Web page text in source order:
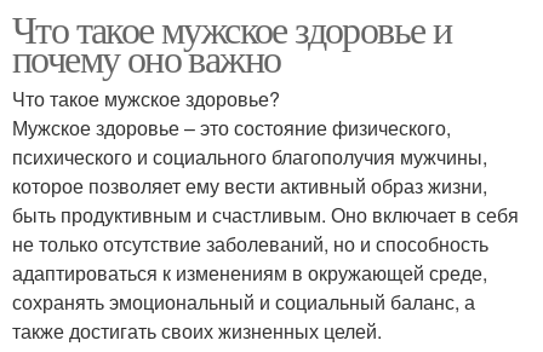
Что такое мужское здоровье и
почему оно важно
Что такое мужское здоровье?
Мужское здоровье – это состояние физического,
психического и социального благополучия мужчины,
которое позволяет ему вести активный образ жизни,
быть продуктивным и счастливым. Оно включает в себя
не только отсутствие заболеваний, но и способность
адаптироваться к изменениям в окружающей среде,
сохранять эмоциональный и социальный баланс, а
также достигать своих жизненных целей.